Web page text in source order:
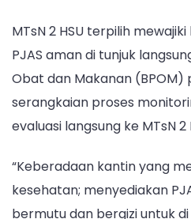
MTsN 2 HSU terpilih
PJAS aman di tunjuk
Obat dan Makanan (BPOM)
serangkaian proses
evaluasi langsung ke MTsN 2
“Keberadaan kantin yang
kesehatan; menyediakan
bermutu dan bergizi untuk di